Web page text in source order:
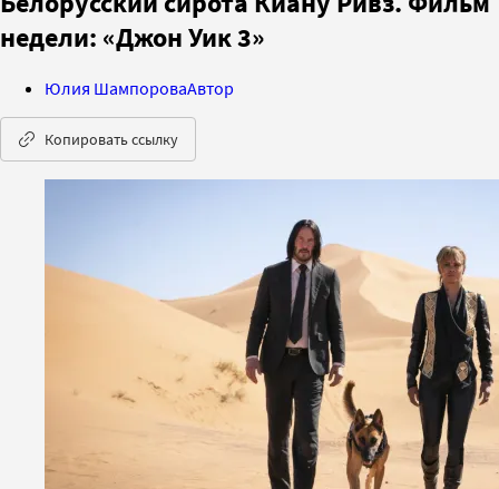
недели: «Джон Уик 3»
Юлия ШампороваАвтор
Копировать ссылку